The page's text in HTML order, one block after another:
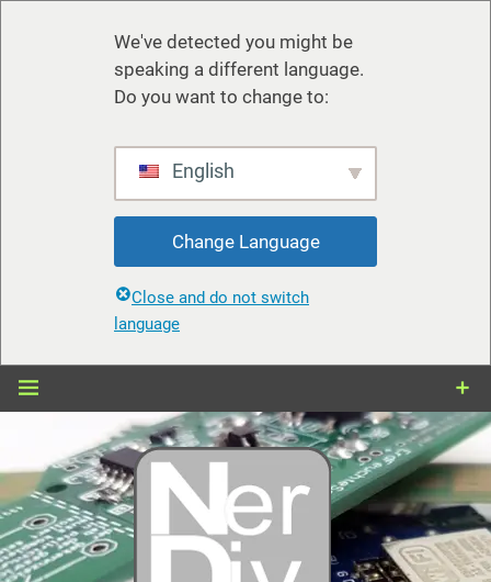
We've detected you might be
speaking a different language.
Do you want to change to:
English
Change Language
Close and do not switch
language
Zum
–